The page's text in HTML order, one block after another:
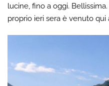
lucine, fino a oggi. Bellissima.
proprio ieri sera è venuto qui